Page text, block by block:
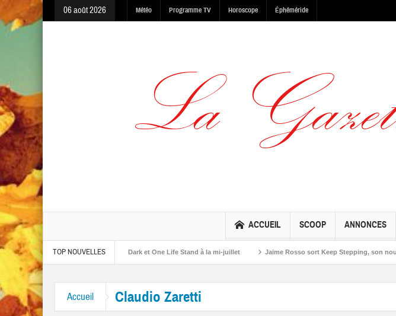
06 août 2026 Météo Programme TV Horoscope Éphéméride
ACCUEIL SCOOP ANNONCES
TOP NOUVELLES
The Warning, Made In The Dark et One Life Stand à la mi-juillet Jaime Rosso sort Keep Stepping, son nouvel EP
“Mr. Tambourine Man” et “Like A Rolling Stone”
Accueil Claudio Zaretti